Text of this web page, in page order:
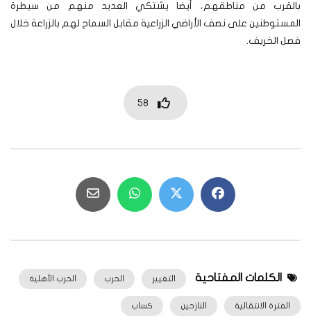
بالقرب من مناطقهم، أيضا يشتكي العديد منهم من سيطرة
المستوطنين على نصف الأراضي الزراعية مقابل السماح لهم بالزراعة خلال
فصل الخريف.
58
الكلمات المفتاحية التغيير الحرب الحرب الأهلية
الفترة الانتقالية النازحين كساب